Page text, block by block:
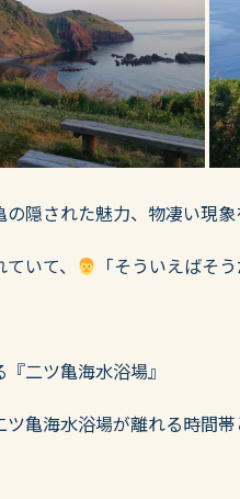
隠された魅力、物凄い現
いて、
「そういえばそ
二ツ亀海水浴場』
亀海水浴場が離れる時間